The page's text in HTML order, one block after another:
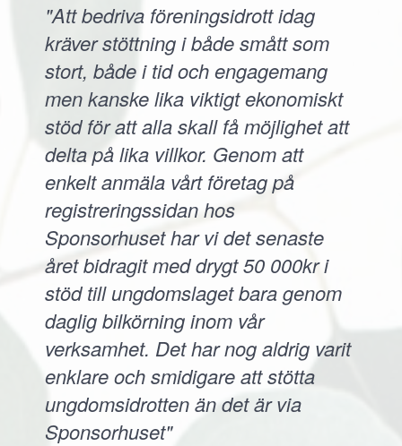
"Att bedriva föreningsidrott idag
kräver stöttning i både smått som
stort, både i tid och engagemang
men kanske lika viktigt ekonomiskt
stöd för att alla skall få möjlighet att
delta på lika villkor. Genom att
enkelt anmäla vårt företag på
registreringssidan hos
Sponsorhuset har vi det senaste
året bidragit med drygt 50 000kr i
stöd till ungdomslaget bara genom
daglig bilkörning inom vår
verksamhet. Det har nog aldrig varit
enklare och smidigare att stötta
ungdomsidrotten än det är via
Sponsorhuset"